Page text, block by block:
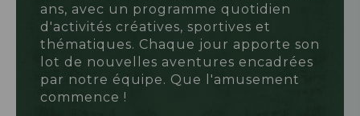
ans, avec un programme quotidien
d'activités créatives, sportives et
thématiques. Chaque jour apporte son
lot de nouvelles aventures encadrées
par notre équipe. Que l'amusement
commence !